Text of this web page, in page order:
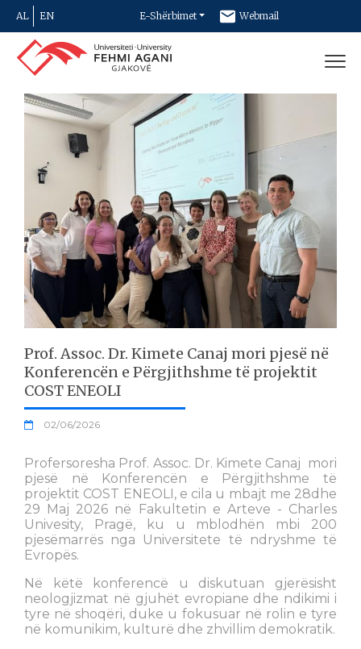
AL EN E-Shërbimet Webmail
Newsletter
Prof. Assoc. Dr. Kimete Canaj mori pjesë në
Konferencën e Përgjithshme të projektit
COST ENEOLI
02/06/2026
Profersoresha Prof. Assoc. Dr. Kimete Canaj mori
pjesë në Konferencën e Përgjithshme të
projektit COST ENEOLI, e cila u mbajt me 28dhe
29 Maj 2026 në Fakultetin e Arteve - Charles
Univesity, Pragë, ku u mblodhën mbi 200
pjesëmarrës nga Universitete të ndryshme të
Evropës.
Në këtë konferencë u diskutuan gjerësisht
neologjizmat në gjuhët evropiane dhe ndikimi i
tyre në shoqëri, duke u fokusuar në rolin e tyre
në komunikim, kulturë dhe zhvillim demokratik.